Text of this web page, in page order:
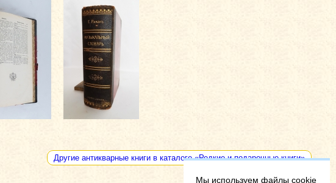
Другие антикварные книги в каталоге «Редкие и подарочные книги»
Мы используем файлы cookie